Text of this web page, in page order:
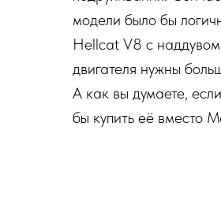
модели было бы
Hellcat V8 с
двигателя нужны
А как вы думаете,
бы купить её вместо